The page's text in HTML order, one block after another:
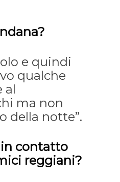
e quindi
qualche
al
ma non
della notte”.
contatto
reggiani?